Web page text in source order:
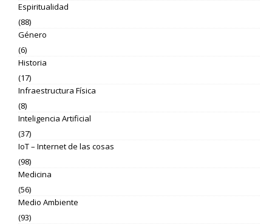
Espiritualidad
(88)
Género
(6)
Historia
(17)
Infraestructura Física
(8)
Inteligencia Artificial
(37)
IoT – Internet de las cosas
(98)
Medicina
(56)
Medio Ambiente
(93)